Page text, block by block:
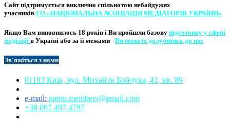
Сайт підтримується виключно спільнотою небайдужих
учасників ГО «НАЦІОНАЛЬНА АСОЦІ​АЦІЯ МЕ​​ДІАТОРІВ УКРА​ЇНИ»
Якщо Вам виповнилось 18 років і Ви пройшли базову підготовку у сфері
медіації в Україні або за її межами - Ви можете долучитись до нас
Зв'яжіться з нами​​
01103 Київ, вул. Михайла Бойчука, 41, кв. 89​
e-mail: namu.members@gmail.com​
+38 097 497 4797